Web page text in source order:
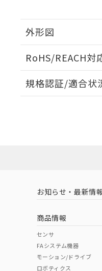
外形図
RoHS/REACH対
EU RoHS 注意事
中国 RoHS 注意事
中国 RoHS表
Pb Hg
規格認証/適合状
（イギリス
（
お知らせ・最新情
商品情報
センサ
FAシステム機器
モーション/ドライブ
ロボティクス